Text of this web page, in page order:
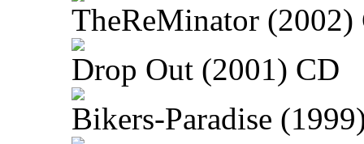
TheReMinator (2002)
Drop Out (2001) CD
Bikers-Paradise